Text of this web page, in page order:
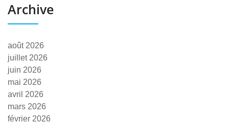
Archive
août 2026
juillet 2026
juin 2026
mai 2026
avril 2026
mars 2026
février 2026